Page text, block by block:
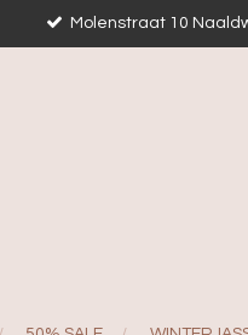
Molenstraat 10